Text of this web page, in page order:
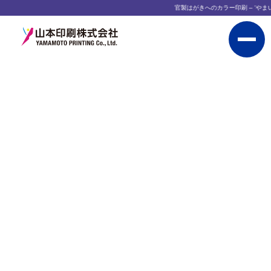
官製はがきへのカラー印刷 – 'やま